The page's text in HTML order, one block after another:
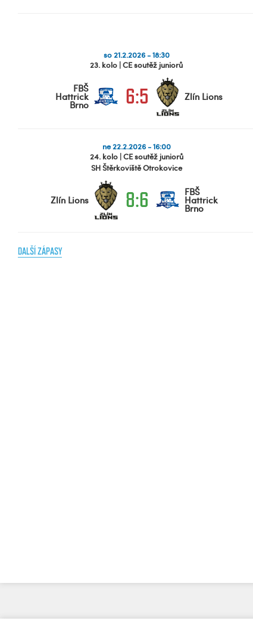
so 21.2.2026 - 18:30
23. kolo | CE soutěž juniorů
FBŠ
Hattrick
Brno 6:5 Zlín Lions
ne 22.2.2026 - 16:00
24. kolo | CE soutěž juniorů
SH Štěrkoviště Otrokovice
Zlín Lions 8:6 FBŠ
Hattrick
Brno
DALŠÍ ZÁPASY